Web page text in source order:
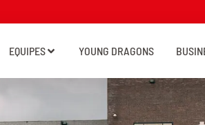
EQUIPES YOUNG DRAGONS